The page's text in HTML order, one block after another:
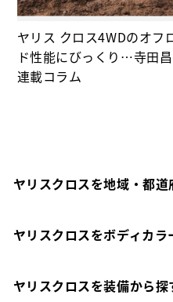
ヤリス クロス4WDのオフ
ド性能にびっくり…寺田
連載コラム
ヤリスクロスを地域・都道
ヤリスクロスをボディカラ
ヤリスクロスを装備から探